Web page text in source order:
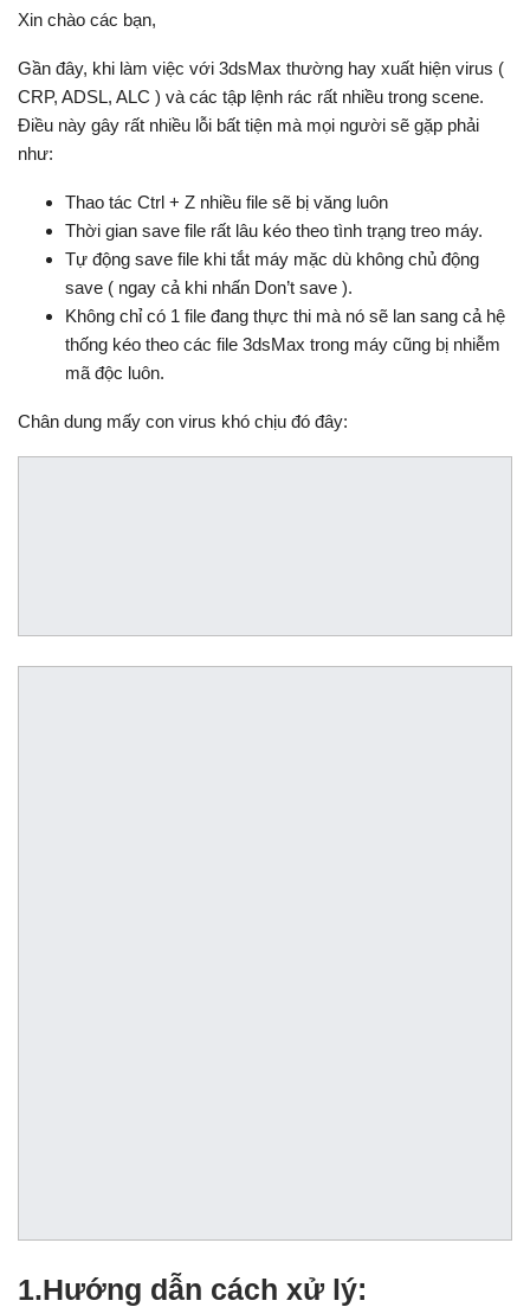
Xin chào các bạn,
Gần đây, khi làm việc với 3dsMax thường hay xuất hiện virus (
CRP, ADSL, ALC ) và các tập lệnh rác rất nhiều trong scene.
Điều này gây rất nhiều lỗi bất tiện mà mọi người sẽ gặp phải
như:
Thao tác Ctrl + Z nhiều file sẽ bị văng luôn
Thời gian save file rất lâu kéo theo tình trạng treo máy.
Tự động save file khi tắt máy mặc dù không chủ động
save ( ngay cả khi nhấn Don’t save ).
Không chỉ có 1 file đang thực thi mà nó sẽ lan sang cả hệ
thống kéo theo các file 3dsMax trong máy cũng bị nhiễm
mã độc luôn.
Chân dung mấy con virus khó chịu đó đây:
1.Hướng dẫn cách xử lý: